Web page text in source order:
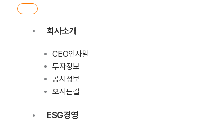
회사소개
CEO인사말
투자정보
공시정보
오시는길
ESG경영